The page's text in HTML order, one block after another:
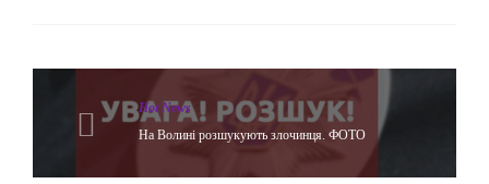
Hot News
На Волині розшукують злочинця. ФОТО